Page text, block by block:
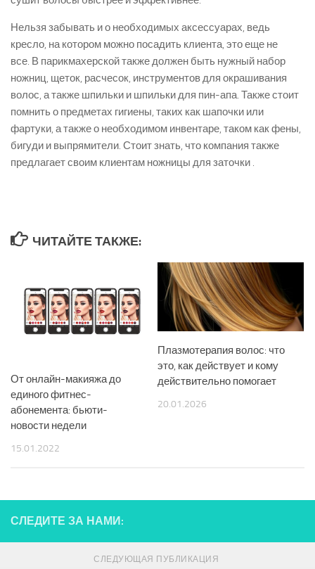
Нельзя забывать и о необходимых аксессуарах, ведь
кресло, на котором можно посадить клиента, это еще не
все. В парикмахерской также должен быть нужный набор
ножниц, щеток, расчесок, инструментов для окрашивания
волос, а также шпильки и шпильки для пин-апа. Также стоит
помнить о предметах гигиены, таких как шапочки или
фартуки, а также о необходимом инвентаре, таком как фены,
бигуди и выпрямители. Стоит знать, что компания также
предлагает своим клиентам ножницы для заточки .
ЧИТАЙТЕ ТАКЖЕ:
От онлайн-макияжа до
единого фитнес-
абонемента: бьюти-
новости недели
15.01.2022
Плазмотерапия волос: что
это, как действует и кому
действительно помогает
20.01.2026
СЛЕДИТЕ ЗА НАМИ:
СЛЕДУЮЩАЯ ПУБЛИКАЦИЯ